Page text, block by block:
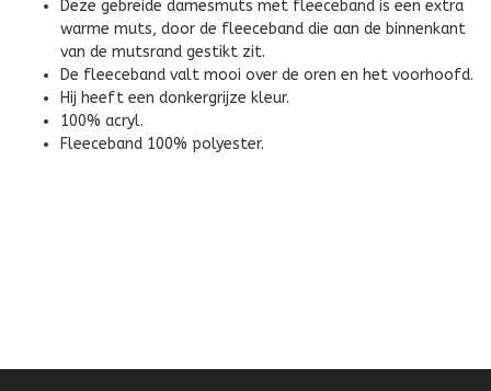
Deze gebreide damesmuts met fleeceband is een extra
warme muts, door de fleeceband die aan de binnenkant
van de mutsrand gestikt zit.
De fleeceband valt mooi over de oren en het voorhoofd.
Hij heeft een donkergrijze kleur.
100% acryl.
Fleeceband 100% polyester.